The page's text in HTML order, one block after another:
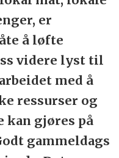
er
å løfte
videre lyst til
med å
ressurser og
kan gjøres på
gammeldags